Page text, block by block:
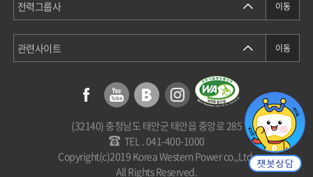
청탁금지법통합검색
개인정보분쟁조정위원회
(32140) 충청남도 태안군 태안읍 중앙로 285
TEL . 041-400-1000
Copyright(c)2019 Korea Western Power co.,Ltd.
All Rights Reserved.